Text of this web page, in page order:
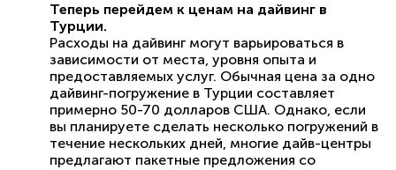
Теперь перейдем к ценам на дайвинг в
Турции.
Расходы на дайвинг могут варьироваться в
зависимости от места, уровня опыта и
предоставляемых услуг. Обычная цена за одно
дайвинг-погружение в Турции составляет
примерно 50-70 долларов США. Однако, если
вы планируете сделать несколько погружений в
течение нескольких дней, многие дайв-центры
предлагают пакетные предложения со